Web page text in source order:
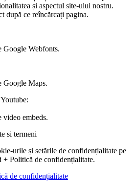
și aspectul site-ului nostru.
după ce reîncărcați pagina.
Google Webfonts.
Google Maps.
video embeds.
si termeni
urile și setările de confidențialitate pe
+ Politică de confidențialitate.
de confidențialitate